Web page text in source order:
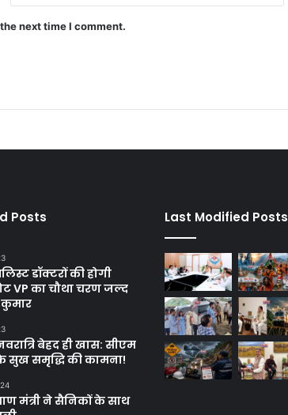
next time I comment.
Posts
डॉक्टरों की होगी
VP का चौथा चरण जल्द
बेहद ही खास: सीएम
सुख समृद्धि की कामना!
मंत्री ने सैनिकों के साथ
Last Modified Posts